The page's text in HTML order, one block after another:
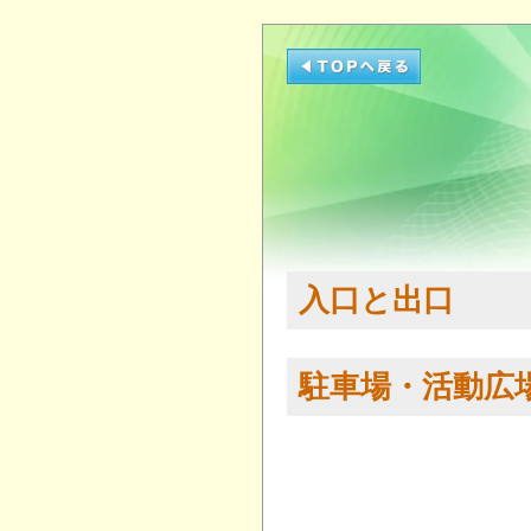
入口と出口
駐車場・活動広